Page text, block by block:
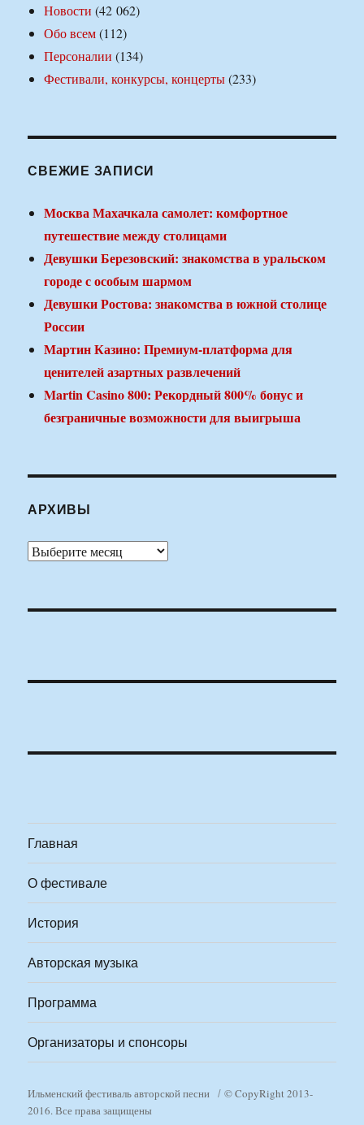
Новости (42 062)
Обо всем(112)
Персоналии (134)
Фестивали, конкурсы, концерты(233)
СВЕЖИЕ ЗАПИСИ
Москва Махачкала самолет: комфортное
путешествие между столицами
Девушки Березовский: знакомства в уральском
городе с особым шармом
Девушки Ростова: знакомства в южной столице
России
Мартин Казино: Премиум-платформа для
ценителей азартных развлечений
Martin Casino 800: Рекордный 800% бонус и
безграничные возможности для выигрыша
АРХИВЫ
Архивы
Главная
О фестивале
История
Авторская музыка
Программа
Организаторы и спонсоры
Ильменский фестиваль авторской песни
© CopyRight 2013-
2016. Все права защищены